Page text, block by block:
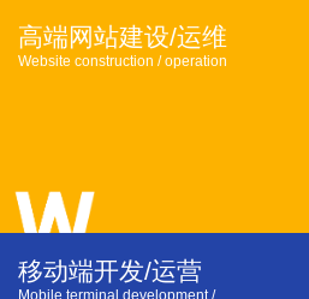
高端网站建设/运维
Website construction / operation
移动端开发/运营
Mobile terminal development /